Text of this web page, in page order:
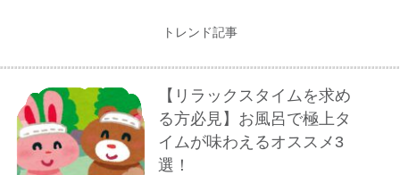
トレンド記事
【リラックスタイムを求め
る方必見】お風呂で極上タ
イムが味わえるオススメ3
選！